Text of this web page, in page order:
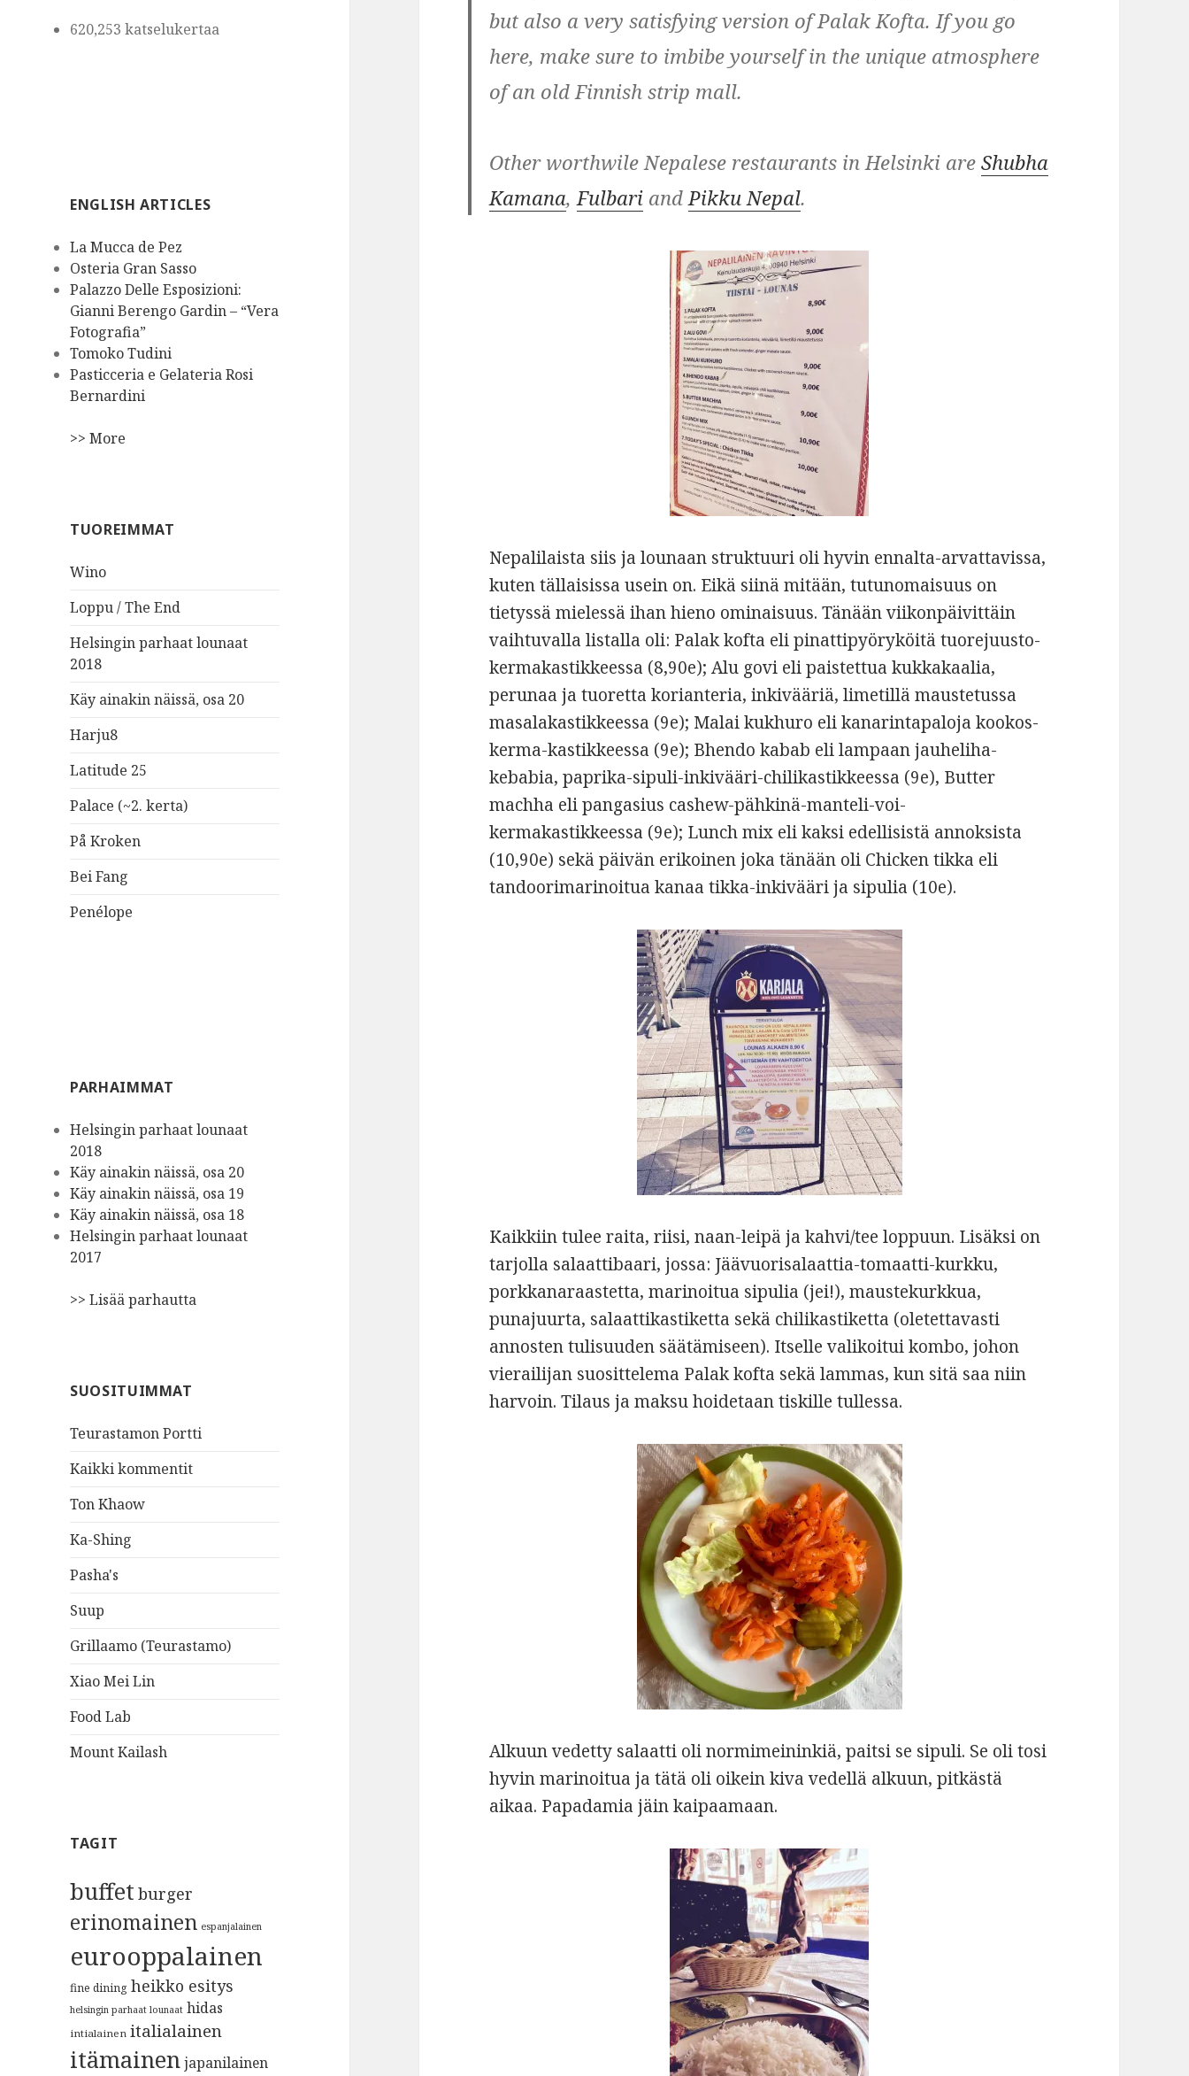
620,253 katselukertaa
ENGLISH ARTICLES
La Mucca de Pez
Osteria Gran Sasso
Palazzo Delle Esposizioni:
Gianni Berengo Gardin – “Vera
Fotografia”
Tomoko Tudini
Pasticceria e Gelateria Rosi
Bernardini
>> More
TUOREIMMAT
Wino
Loppu / The End
Helsingin parhaat lounaat
2018
Käy ainakin näissä, osa 20
Harju8
Latitude 25
Palace (~2. kerta)
På Kroken
Bei Fang
Penélope
PARHAIMMAT
Helsingin parhaat lounaat
2018
Käy ainakin näissä, osa 20
Käy ainakin näissä, osa 19
Käy ainakin näissä, osa 18
Helsingin parhaat lounaat
2017
>> Lisää parhautta
SUOSITUIMMAT
Teurastamon Portti
Kaikki kommentit
Ton Khaow
Ka-Shing
Pasha's
Suup
Grillaamo (Teurastamo)
Xiao Mei Lin
Food Lab
Mount Kailash
TAGIT
buffet burger
erinomainen espanjalainen
eurooppalainen
fine dining heikko esitys
helsingin parhaat lounaat hidas
intialainen italialainen
itämainenjapanilainen
but also a very satisfying version of Palak Kofta. If you go
here, make sure to imbibe yourself in the unique atmosphere
of an old Finnish strip mall.
Other worthwile Nepalese restaurants in Helsinki areShubha
Kamana,Fulbari andPikku Nepal.
Nepalilaista siis ja lounaan struktuuri oli hyvin ennalta-arvattavissa,
kuten tällaisissa usein on. Eikä siinä mitään, tutunomaisuus on
tietyssä mielessä ihan hieno ominaisuus. Tänään viikonpäivittäin
vaihtuvalla listalla oli: Palak kofta eli pinattipyöryköitä tuorejuusto-
kermakastikkeessa (8,90e); Alu govi eli paistettua kukkakaalia,
perunaa ja tuoretta korianteria, inkivääriä, limetillä maustetussa
masalakastikkeessa (9e); Malai kukhuro eli kanarintapaloja kookos-
kerma-kastikkeessa (9e); Bhendo kabab eli lampaan jauheliha-
kebabia, paprika-sipuli-inkivääri-chilikastikkeessa (9e), Butter
machha eli pangasius cashew-pähkinä-manteli-voi-
kermakastikkeessa (9e); Lunch mix eli kaksi edellisistä annoksista
(10,90e) sekä päivän erikoinen joka tänään oli Chicken tikka eli
tandoorimarinoitua kanaa tikka-inkivääri ja sipulia (10e).
Kaikkiin tulee raita, riisi, naan-leipä ja kahvi/tee loppuun. Lisäksi on
tarjolla salaattibaari, jossa: Jäävuorisalaattia-tomaatti-kurkku,
porkkanaraastetta, marinoitua sipulia (jei!), maustekurkkua,
punajuurta, salaattikastiketta sekä chilikastiketta (oletettavasti
annosten tulisuuden säätämiseen). Itselle valikoitui kombo, johon
vierailijan suosittelema Palak kofta sekä lammas, kun sitä saa niin
harvoin. Tilaus ja maksu hoidetaan tiskille tullessa.
Alkuun vedetty salaatti oli normimeininkiä, paitsi se sipuli. Se oli tosi
hyvin marinoitua ja tätä oli oikein kiva vedellä alkuun, pitkästä
aikaa. Papadamia jäin kaipaamaan.